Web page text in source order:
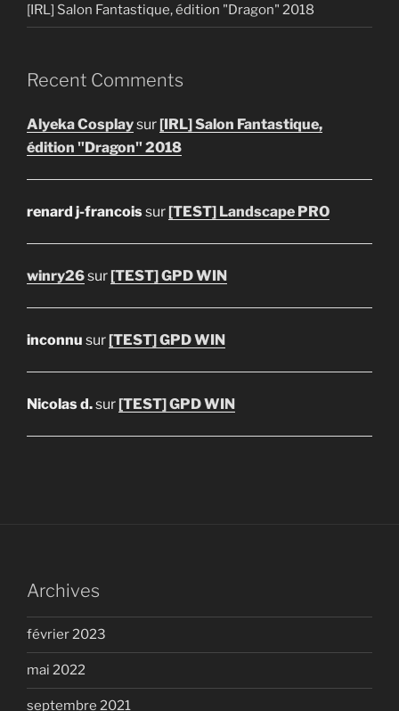
[IRL] Salon Fantastique, édition "Dragon" 2018
Recent Comments
Alyeka Cosplaysur[IRL] Salon Fantastique,
édition "Dragon" 2018
renard j-francoissur[TEST] Landscape PRO
winry26sur[TEST] GPD WIN
inconnu sur[TEST] GPD WIN
Nicolas d.sur[TEST] GPD WIN
Archives
février 2023
mai 2022
septembre 2021